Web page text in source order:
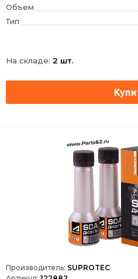
Объем
Тип
На складе: 2 шт.
Производитель: SUPROTEC